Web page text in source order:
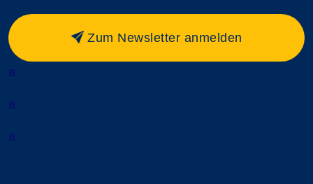
Zum Newsletter anmelden
a
a
a